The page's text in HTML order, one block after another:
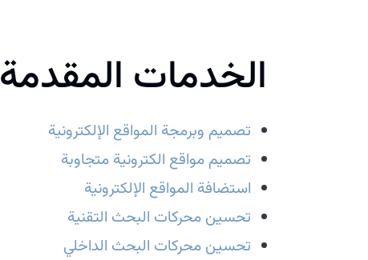
الخدمات المقدمة
تصميم وبرمجة المواقع الإلكترونية
تصميم مواقع الكترونية متجاوبة
استضافة المواقع الإلكترونية
تحسين محركات البحث التقنية
تحسين محركات البحث الداخلي